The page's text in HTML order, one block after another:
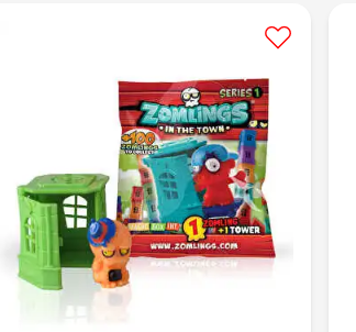
Bebek Setleri
ve Aksesuar
ve Güzellik Setleri
Bebek Oyuncakları
Kostüm
Parti Malzemeleri
Yılbaşı Ürünleri
Açık Hava - Spor
Ürünleri